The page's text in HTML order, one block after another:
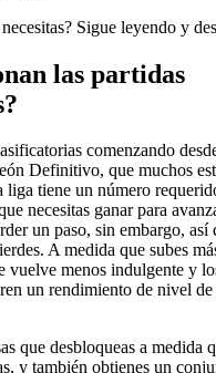
Sigue leyendo y
las partidas
comenzando
Definitivo, que muchos
tiene un número
necesitas ganar para
un paso, sin embargo, así
A medida que subes
vuelve menos indulgente y
un rendimiento de nivel
que desbloqueas a medida
y también obtienes un